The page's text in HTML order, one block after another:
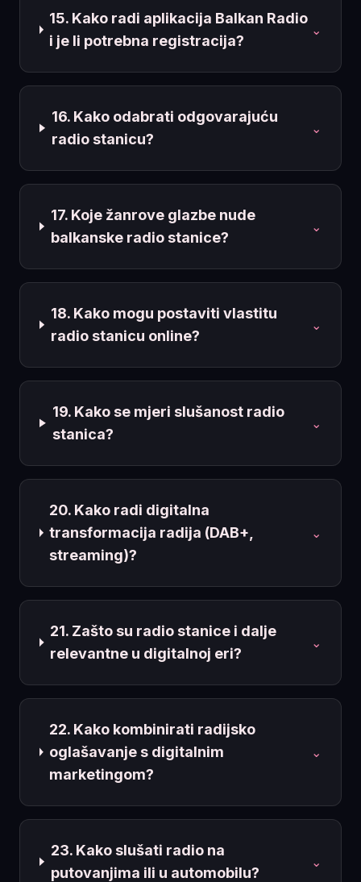
15. Kako radi aplikacija Balkan Radio
i je li potrebna registracija?
⌄
16. Kako odabrati odgovarajuću
radio stanicu?
⌄
17. Koje žanrove glazbe nude
balkanske radio stanice?
⌄
18. Kako mogu postaviti vlastitu
radio stanicu online?
⌄
19. Kako se mjeri slušanost radio
stanica?
⌄
20. Kako radi digitalna
transformacija radija (DAB+,
streaming)?
⌄
21. Zašto su radio stanice i dalje
relevantne u digitalnoj eri?
⌄
22. Kako kombinirati radijsko
oglašavanje s digitalnim
marketingom?
⌄
23. Kako slušati radio na
putovanjima ili u automobilu?
⌄